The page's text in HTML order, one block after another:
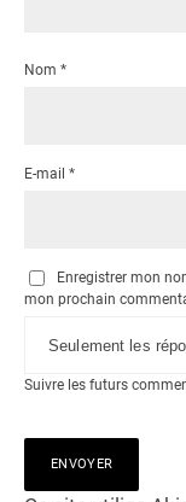
Nom *
E-mail *
Enregistrer mon
mon prochain
Suivre les futurs